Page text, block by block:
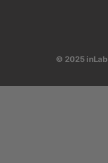
© 2025